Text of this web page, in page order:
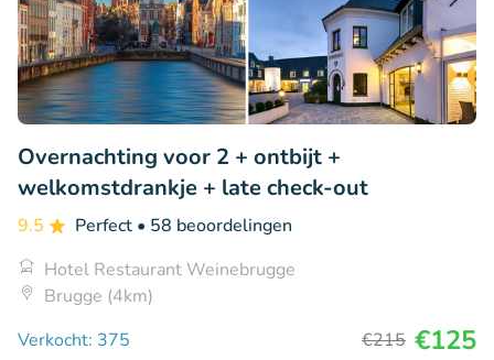
Overnachting voor 2 + ontbijt +
welkomstdrankje + late check-out
9.5 Perfect • 58 beoordelingen
Hotel Restaurant Weinebrugge
Brugge (4km)
Verkocht: 375
€215 €125